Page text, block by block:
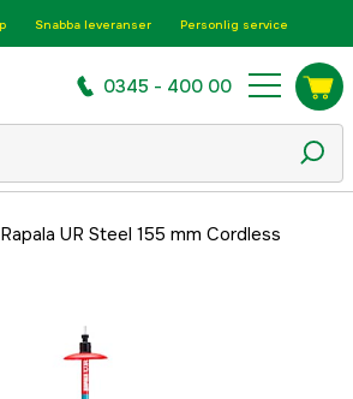
Snabba leveranser Personlig service
0345 - 400 00
Rapala UR Steel 155 mm Cordless